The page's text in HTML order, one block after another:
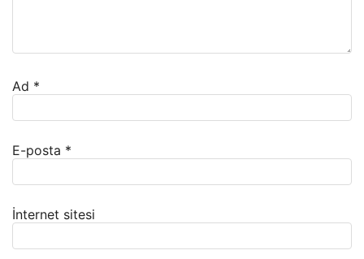
Ad *
E-posta *
İnternet sitesi